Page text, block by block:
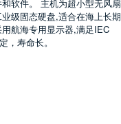
软件。 主机为超小型无风扇
级固态硬盘,适合在海上长期
航海专用显示器,满足IEC
，寿命长。